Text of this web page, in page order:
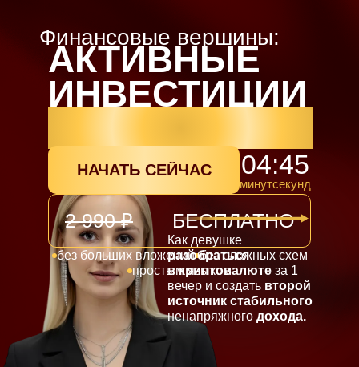
АКТИВНЫЕ
ИНВЕСТИЦИИ
НАЧАТЬ СЕЙЧАС 04:44
минутсекунд
2 990 ₽ БЕСПЛАТНО
без больших вложений без сложных схем
простым языком
Финансовые вершины:
Как девушке
разобраться
в криптовалюте за 1
вечер и создать второй
источник стабильного
ненапряжного дохода.